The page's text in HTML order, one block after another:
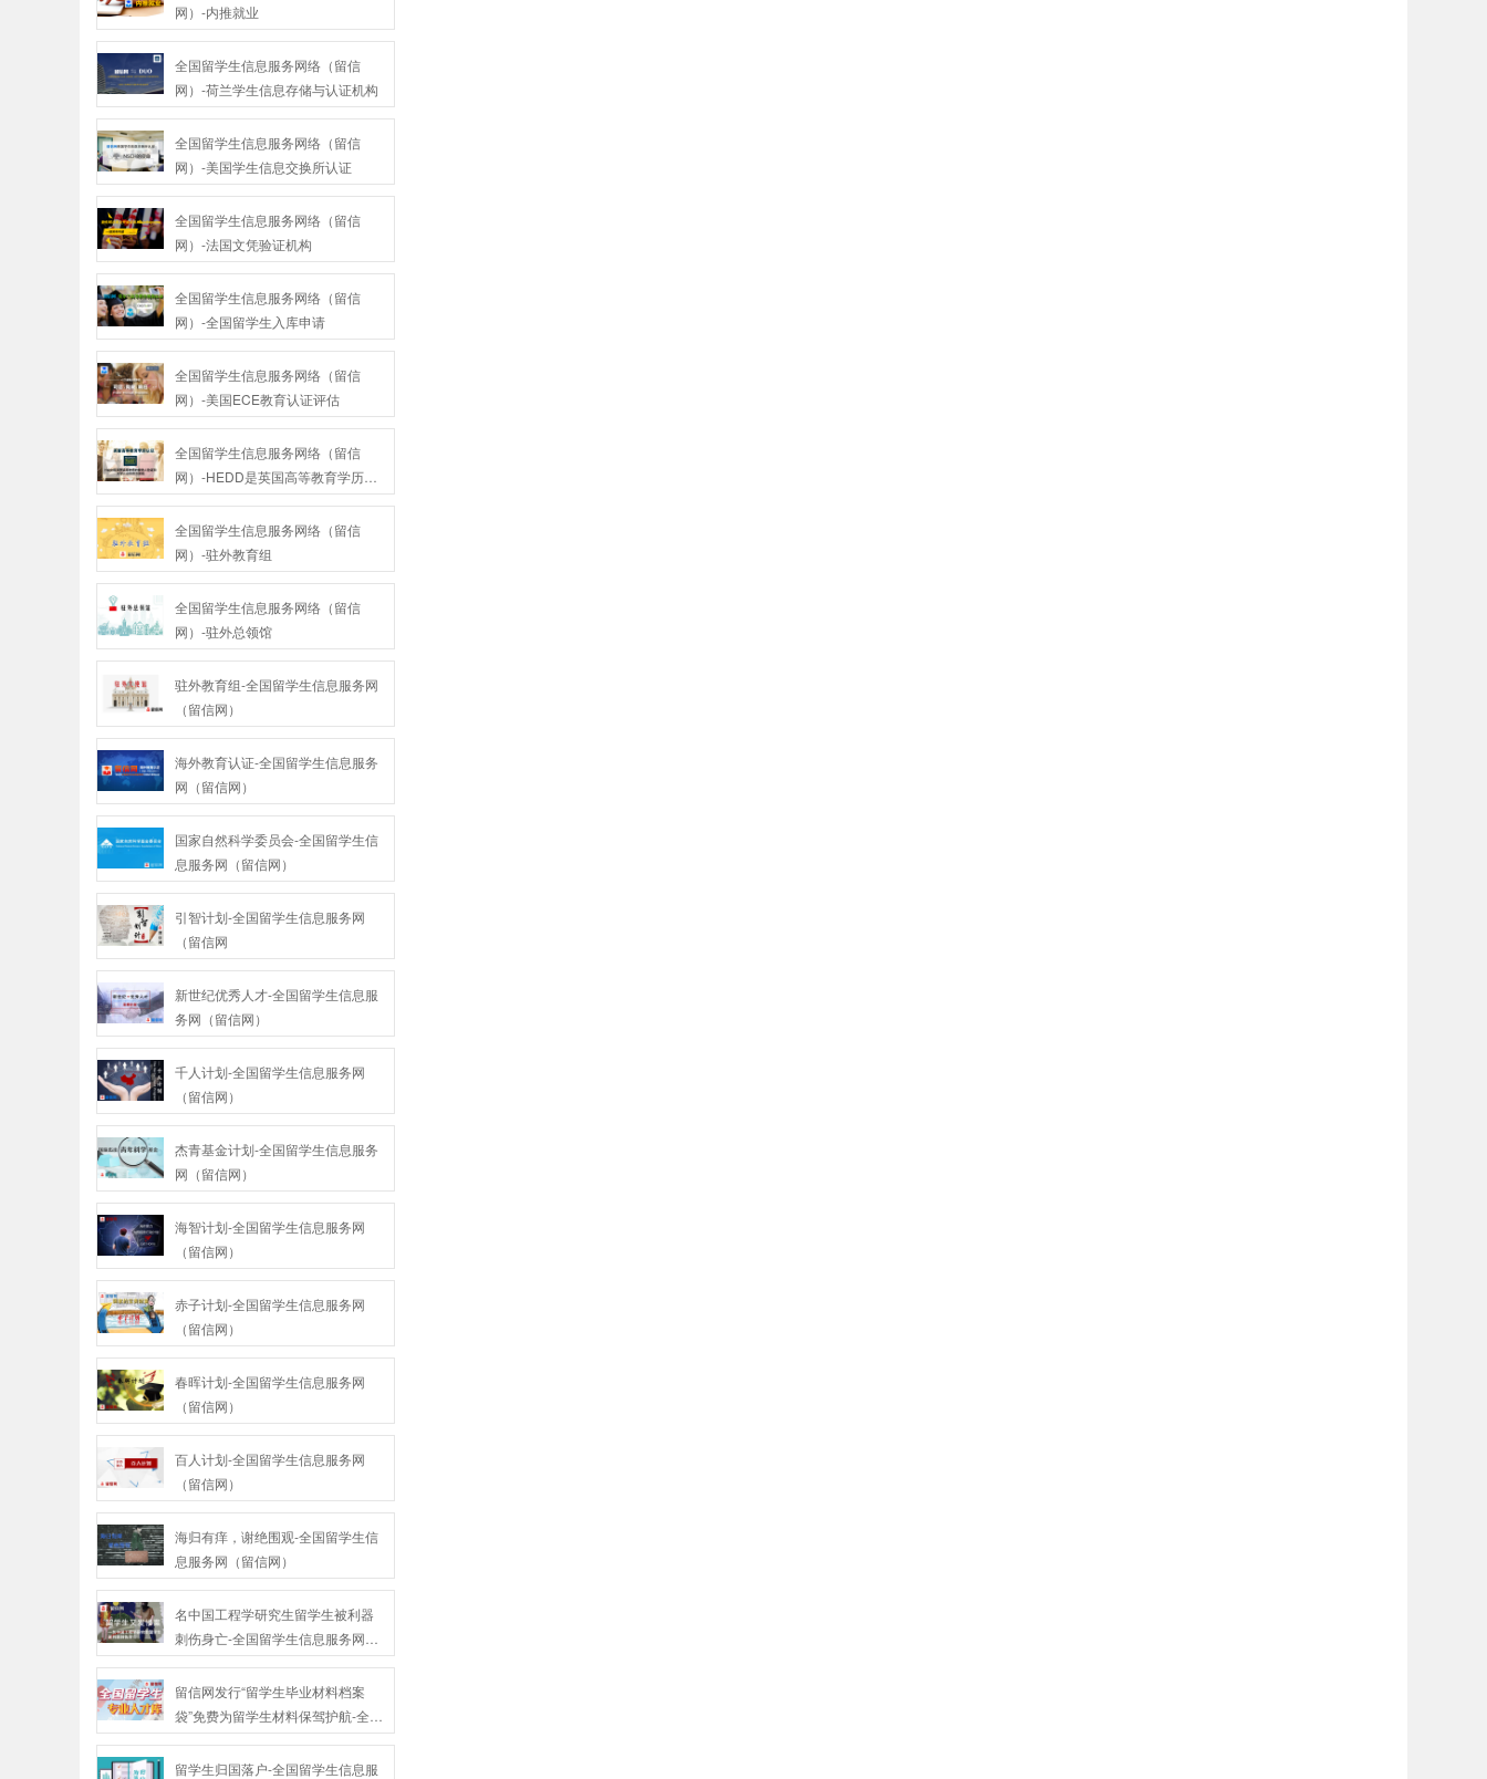
网）-内推就业
全国留学生信息服务网络（留信
网）-荷兰学生信息存储与认证机构
全国留学生信息服务网络（留信
网）-美国学生信息交换所认证
全国留学生信息服务网络（留信
网）-法国文凭验证机构
全国留学生信息服务网络（留信
网）-全国留学生入库申请
全国留学生信息服务网络（留信
网）-美国ECE教育认证评估
全国留学生信息服务网络（留信
网）-HEDD是英国高等教育学历检
测机构
全国留学生信息服务网络（留信
网）-驻外教育组
全国留学生信息服务网络（留信
网）-驻外总领馆
驻外教育组-全国留学生信息服务网
（留信网）
海外教育认证-全国留学生信息服务
网（留信网）
国家自然科学委员会-全国留学生信
息服务网（留信网）
引智计划-全国留学生信息服务网
（留信网
新世纪优秀人才-全国留学生信息服
务网（留信网）
千人计划-全国留学生信息服务网
（留信网）
杰青基金计划-全国留学生信息服务
网（留信网）
海智计划-全国留学生信息服务网
（留信网）
赤子计划-全国留学生信息服务网
（留信网）
春晖计划-全国留学生信息服务网
（留信网）
百人计划-全国留学生信息服务网
（留信网）
海归有痒，谢绝围观-全国留学生信
息服务网（留信网）
名中国工程学研究生留学生被利器
刺伤身亡-全国留学生信息服务网
（留信网）
留信网发行“留学生毕业材料档案
袋”免费为留学生材料保驾护航-全国
留学生信息服务网（留信网）
留学生归国落户-全国留学生信息服